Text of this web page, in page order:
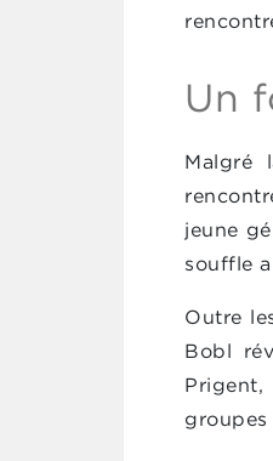
Un
Malgré
jeune
souffle
Outre
Bobl
Prigent,
groupes